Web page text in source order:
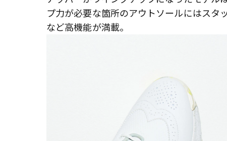
プ力が必要な箇所のアウトソールにはスタ
など高機能が満載。